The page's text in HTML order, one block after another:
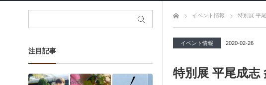
イベント情報 特別展 平
イベント情報 2020-02-26
特別展 平尾成
注目記事